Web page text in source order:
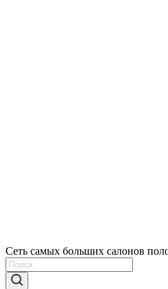
Сеть самых больших салонов